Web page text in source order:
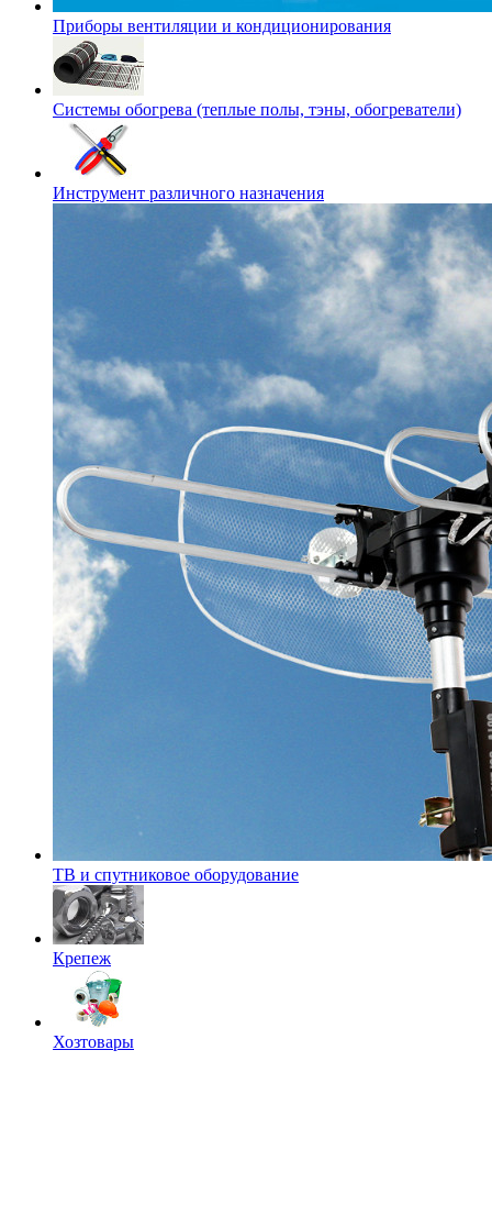
Приборы вентиляции и кондиционирования
Системы обогрева (теплые полы, тэны, обогреватели)
Инструмент различного назначения
ТВ и спутниковое оборудование
Крепеж
Хозтовары